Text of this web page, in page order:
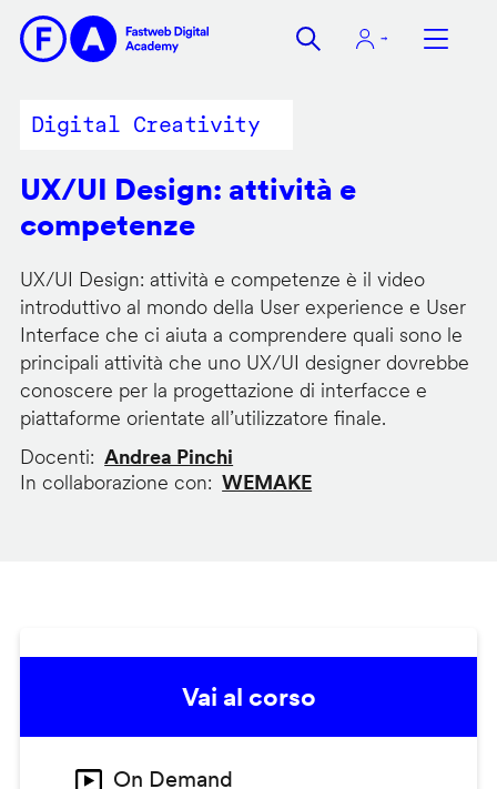
contenuto
Digital Creativity
UX/UI Design: attività e
competenze
UX/UI Design: attività e competenze è il video
introduttivo al mondo della User experience e User
Interface che ci aiuta a comprendere quali sono le
principali attività che uno UX/UI designer dovrebbe
conoscere per la progettazione di interfacce e
piattaforme orientate all’utilizzatore finale.
Docenti
Andrea Pinchi
In collaborazione con
WEMAKE
Vai al corso
On Demand